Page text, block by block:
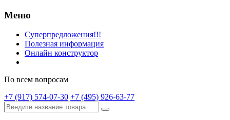
Меню
Суперпредложения!!!
Полезная информация
Онлайн конструктор
По всем вопросам
+7 (917) 574-07-30 +7 (495) 926-63-77